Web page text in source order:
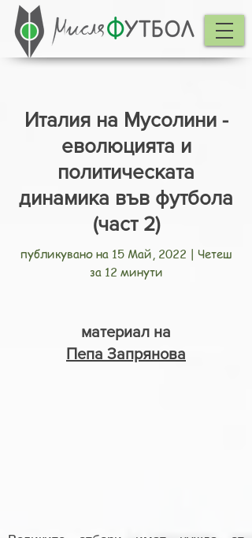
Италия на Мусолини -
еволюцията и
политическата
динамика във футбола
(част 2)
публикувано на 15 Май, 2022 | Четеш
за 12 минути
материал на
Пепа Запрянова